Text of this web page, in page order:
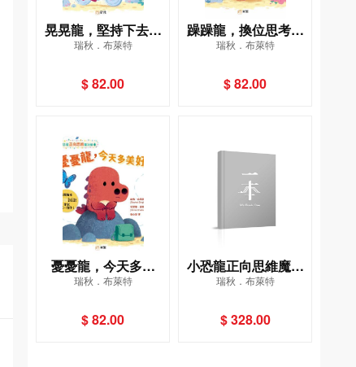
晃晃龍，堅持下去便
成事！[小恐龍正向思
瑞秋．布萊特
$ 82.00
躁躁龍，換位思考解
難題！[小恐龍正向思
瑞秋．布萊特
$ 82.00
憂憂龍，今天多美
好！[小恐龍正向思維
瑞秋．布萊特
$ 82.00
小恐龍正向思維魔法
繪本套裝(一套4冊)
瑞秋．布萊特
$ 328.00